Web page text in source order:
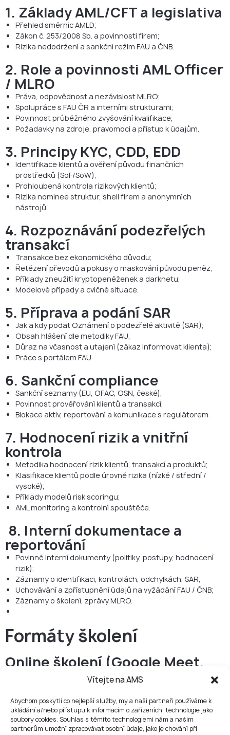
Vítejte na AMS
Abychom poskytli co nejlepší služby, my a naši partneři používáme k
ukládání a/nebo přístupu k informacím o zařízeních, technologie jako
soubory cookies. Souhlas s těmito technologiemi nám a našim
partnerům umožní zpracovávat osobní údaje, jako je chování při
1. Základy AML/CFT a legislativa
Přehled směrnic AMLD;
Zákon č. 253/2008 Sb. a povinnosti firem;
Rizika nedodržení a sankční režim FAU a ČNB.
2. Role a povinnosti AML Officer
/ MLRO
Práva, odpovědnost a nezávislost MLRO;
Spolupráce s FAU ČR a interními strukturami;
Povinnost průběžného zvyšování kvalifikace;
Požadavky na zdroje, pravomoci a přístup k údajům.
3. Principy KYC, CDD, EDD
Identifikace klientů a ověření původu finančních
prostředků (SoF/SoW);
Prohloubená kontrola rizikových klientů;
Rizika nominee struktur, shell firem a anonymních
nástrojů.
4. Rozpoznávání podezřelých
transakcí
Transakce bez ekonomického důvodu;
Řetězení převodů a pokusy o maskování původu peněz;
Příklady zneužití kryptopeněženek a darknetu;
Modelové případy a cvičné situace.
5. Příprava a podání SAR
Jak a kdy podat Oznámení o podezřelé aktivitě (SAR);
Obsah hlášení dle metodiky FAU;
Důraz na včasnost a utajení (zákaz informovat klienta);
Práce s portálem FAU.
6. Sankční compliance
Sankční seznamy (EU, OFAC, OSN, české);
Povinnost prověřování klientů a transakcí;
Blokace aktiv, reportování a komunikace s regulátorem.
7. Hodnocení rizik a vnitřní
kontrola
Metodika hodnocení rizik klientů, transakcí a produktů;
Klasifikace klientů podle úrovně rizika (nízké / střední /
vysoké);
Příklady modelů risk scoringu;
AML monitoring a kontrolní spouštěče.
8. Interní dokumentace a
reportování
Povinné interní dokumenty (politiky, postupy, hodnocení
rizik);
Záznamy o identifikaci, kontrolách, odchylkách, SAR;
Uchovávání a zpřístupnění údajů na vyžádání FAU / ČNB;
Záznamy o školení, zprávy MLRO.
Formáty školení
Online školení (Google Meet,
Vhodné pro vzdálené zaměstnance a distribuované týmy;
Flexibilní harmonogram – školení dle dohodnutého rozvrhu.